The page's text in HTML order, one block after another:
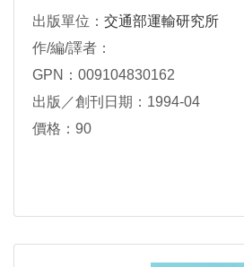
出版單位： 交通部運輸研究所
作/編/譯者：
GPN：009104830162
出版／創刊日期：1994-04
價格：90